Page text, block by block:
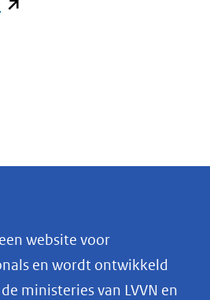
(opent
website voor
en wordt ontwikkeld
ministeries van LVVN en